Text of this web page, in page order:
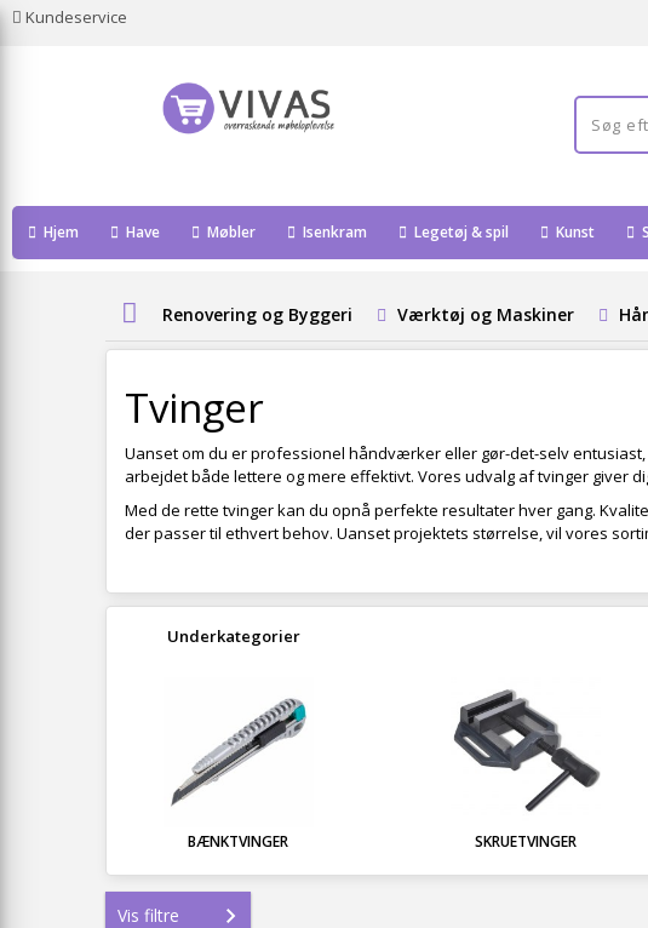
Kundeservice
Hjem Have Møbler Isenkram Legetøj & spil Kunst
Renovering og Byggeri Værktøj og Maskiner
Tvinger
Uanset om du er professionel håndværker eller gør-det-selv
arbejdet både lettere og mere effektivt. Vores udvalg af tvinger
Med de rette tvinger kan du opnå perfekte resultater hver gang.
der passer til ethvert behov. Uanset projektets størrelse, vil vores
Underkategorier
BÆNKTVINGER SKRUETVINGER
Vis filtre